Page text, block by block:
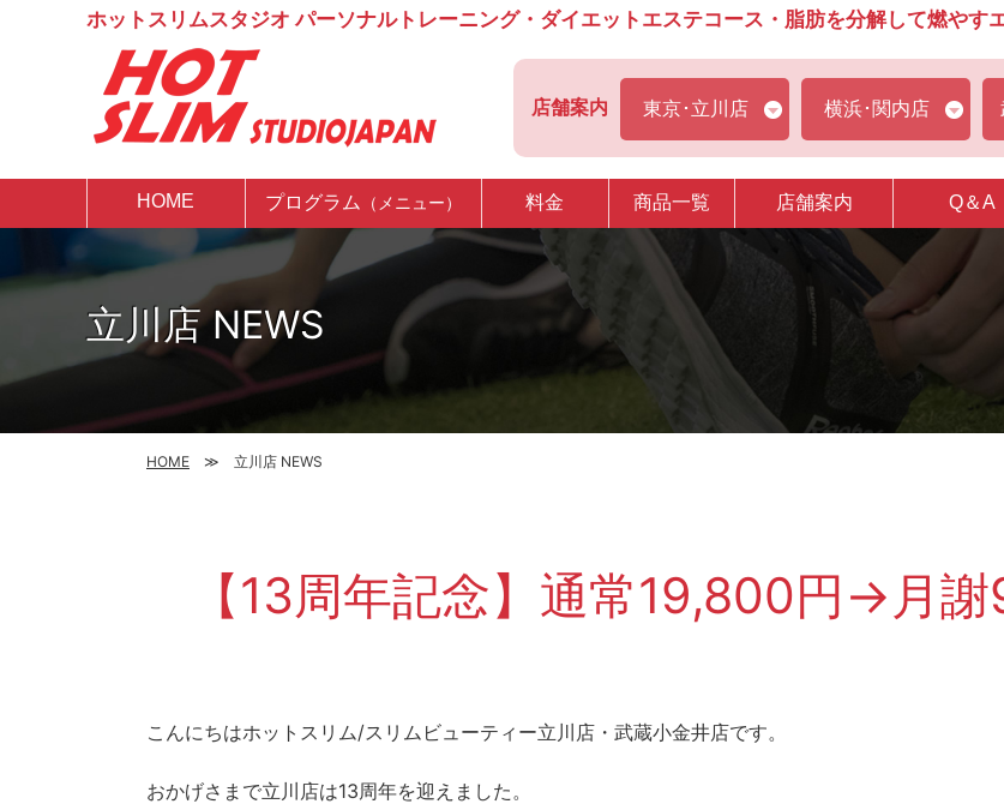
ホットスリムスタジオ パーソナルトレーニング・ダイエットエステコース・脂肪を分解して燃やす
店舗案内 東京･立川店 横浜･関内店
HOME プログラム （メニュー） 料金 商品一覧 店舗案内 Q＆A
立川店 NEWS
HOME 立川店 NEWS
【13周年記念】通常19,800円→月
こんにちはホットスリム/スリムビューティー立川店・武蔵小金井店です。
おかげさまで立川店は13周年を迎えました。